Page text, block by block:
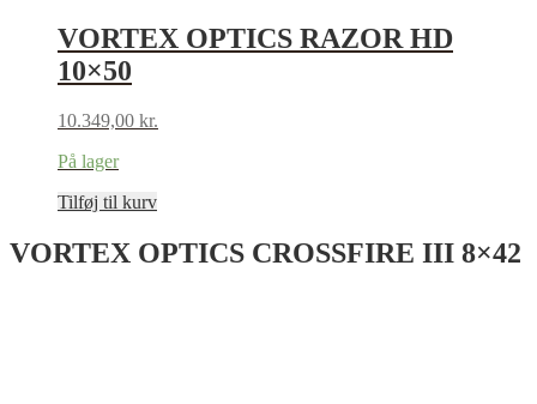
VORTEX OPTICS RAZOR HD
10×50
10.349,00 kr.
På lager
Tilføj til kurv
VORTEX OPTICS CROSSFIRE III 8×42